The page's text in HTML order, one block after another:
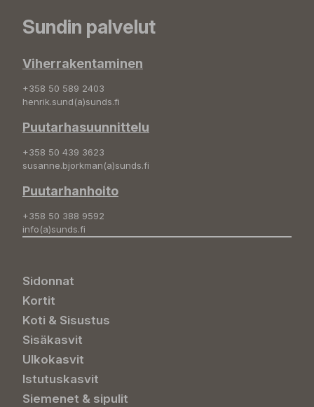
Sundin palvelut
Viherrakentaminen
+358 50 589 2403
henrik.sund(a)sunds.fi
Puutarhasuunnittelu
+358 50 439 3623
susanne.bjorkman(a)sunds.fi
Puutarhanhoito
+358 50 388 9592
info(a)sunds.fi
Sidonnat
Kortit
Koti & Sisustus
Sisäkasvit
Ulkokasvit
Istutuskasvit
Siemenet & sipulit